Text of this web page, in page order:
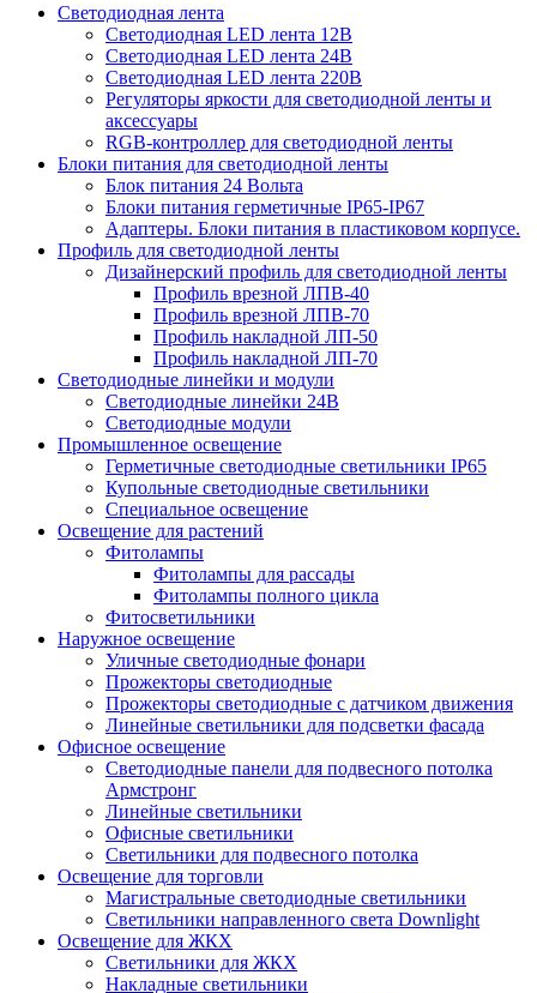
Светодиодная лента
Светодиодная LED лента 12В
Светодиодная LED лента 24В
Светодиодная LED лента 220В
Регуляторы яркости для светодиодной ленты и
аксессуары
RGB-контроллер для светодиодной ленты
Блоки питания для светодиодной ленты
Блок питания 24 Вольта
Блоки питания герметичные IP65-IP67
Адаптеры. Блоки питания в пластиковом корпусе.
Профиль для светодиодной ленты
Дизайнерский профиль для светодиодной ленты
Профиль врезной ЛПВ-40
Профиль врезной ЛПВ-70
Профиль накладной ЛП-50
Профиль накладной ЛП-70
Светодиодные линейки и модули
Светодиодные линейки 24В
Светодиодные модули
Промышленное освещение
Герметичные светодиодные светильники IP65
Купольные светодиодные светильники
Специальное освещение
Освещение для растений
Фитолампы
Фитолампы для рассады
Фитолампы полного цикла
Фитосветильники
Наружное освещение
Уличные светодиодные фонари
Прожекторы светодиодные
Прожекторы светодиодные с датчиком движения
Линейные светильники для подсветки фасада
Офисное освещение
Cветодиодные панели для подвесного потолка
Армстронг
Линейные светильники
Офисные светильники
Светильники для подвесного потолка
Освещение для торговли
Магистральные светодиодные светильники
Светильники направленного света Downlight
Освещение для ЖКХ
Светильники для ЖКХ
Накладные светильники